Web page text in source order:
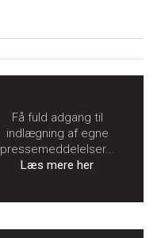
Få fuld adgang til
indlægning af egne
pressemeddelelser...
Læs mere her